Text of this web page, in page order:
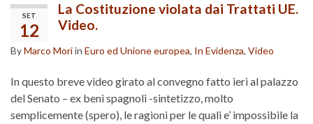
SET
12
La Costituzione violata dai Trattati UE.
Video.
ByMarco Moriin Euro ed Unione europea, In Evidenza, Video
In questo breve video girato al convegno fatto ieri al palazzo
del Senato – ex beni spagnoli -sintetizzo, molto
semplicemente (spero), le ragioni per le quali e’ impossibile la